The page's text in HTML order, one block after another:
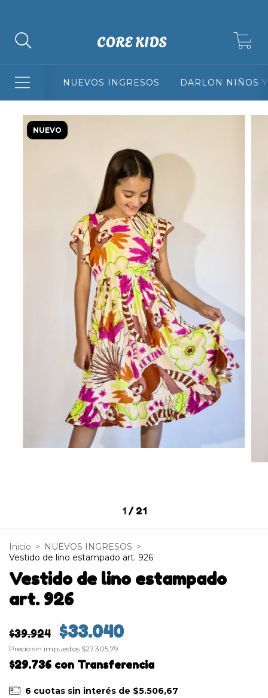
NUEVOS INGRESOS DARLON NIÑOS
NUEVO
1/ 21
Inicio > NUEVOS INGRESOS >
Vestido de lino estampado art. 926
Vestido de lino estampado
art. 926
$39.924 $33.040
Precio sin impuestos $27.305,79
$29.736 con Transferencia
6 cuotas sin interés de $5.506,67